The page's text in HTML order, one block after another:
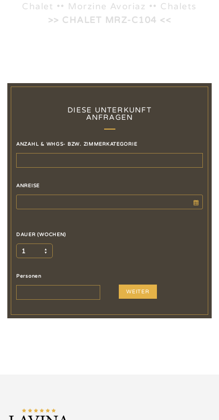
Chalet •• Morzine Avoriaz •• Chalets
>> CHALET MRZ-C104 <<
DIESE UNTERKUNFT
ANFRAGEN
ANZAHL & WHGS- BZW. ZIMMERKATEGORIE
ANREISE
DAUER (WOCHEN)
1
Personen
WEITER